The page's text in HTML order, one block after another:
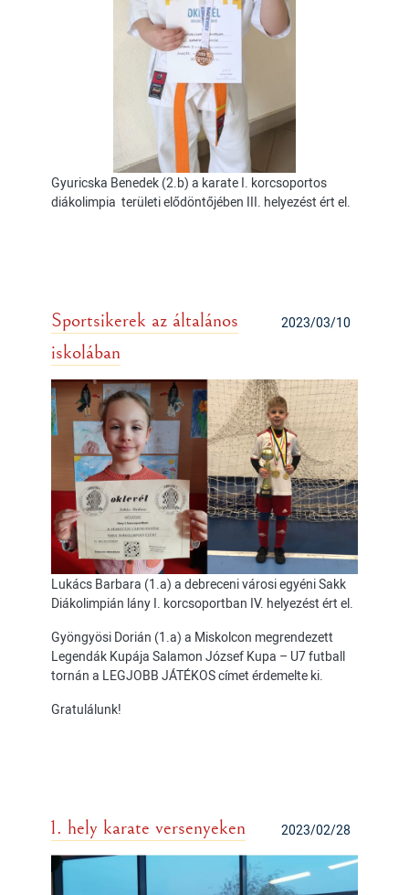
Gyuricska Benedek (2.b) a karate I. korcsoportos
diákolimpia területi elődöntőjében III. helyezést ért el.
2023/03/10
Sportsikerek az általános
iskolában
Lukács Barbara (1.a) a debreceni városi egyéni Sakk
Diákolimpián lány I. korcsoportban IV. helyezést ért el.
Gyöngyösi Dorián (1.a) a Miskolcon megrendezett
Legendák Kupája Salamon József Kupa – U7 futball
tornán a LEGJOBB JÁTÉKOS címet érdemelte ki.
Gratulálunk!
2023/02/28
1. hely karate versenyeken